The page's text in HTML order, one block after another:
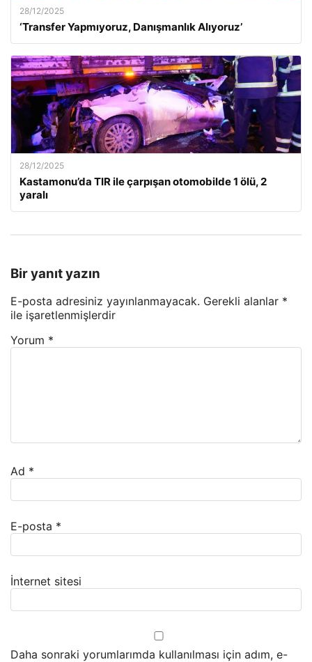
28/12/2025
‘Transfer Yapmıyoruz, Danışmanlık Alıyoruz’
28/12/2025
Kastamonu’da TIR ile çarpışan otomobilde 1 ölü, 2
yaralı
Bir yanıt yazın
E-posta adresiniz yayınlanmayacak. Gerekli alanlar *
ile işaretlenmişlerdir
Yorum *
Ad *
E-posta *
İnternet sitesi
Daha sonraki yorumlarımda kullanılması için adım, e-